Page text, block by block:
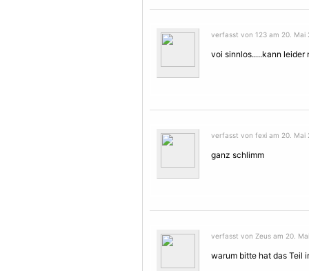
verfasst von 123 am 20. Mai
voi sinnlos.....kann leider
verfasst von fexi am 20. Mai
ganz schlimm
verfasst von Zeus am 20.
warum bitte hat das Teil